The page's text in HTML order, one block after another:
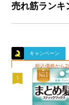
売れ筋ランキ
キャンペーン
税込価格から